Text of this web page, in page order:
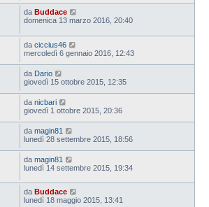
da Buddace
domenica 13 marzo 2016, 20:40
da ciccius46
mercoledì 6 gennaio 2016, 12:43
da Dario
giovedì 15 ottobre 2015, 12:35
da nicbari
giovedì 1 ottobre 2015, 20:36
da magin81
lunedì 28 settembre 2015, 18:56
da magin81
lunedì 14 settembre 2015, 19:34
da Buddace
lunedì 18 maggio 2015, 13:41